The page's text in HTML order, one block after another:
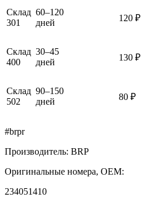
Склад
301
60–120
дней
120 ₽
Склад
400
30–45
дней
130 ₽
Склад
502
90–150
дней
80 ₽
#brpr
Производитель: BRP
Оригинальные номера, OEM:
234051410